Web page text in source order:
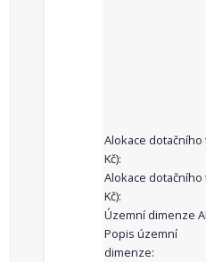
Alokace dotačního
Kč):
Alokace dotačního
Kč):
Územní dimenze
Popis územní
dimenze: